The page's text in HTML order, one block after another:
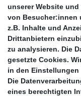
Barrierefreiheit
Anleitungen
Vertrag widerrufen
PARTNER
DHL
unserer Website
von Besucher:innen
z.B. Inhalte und
Drittanbietern
zu analysieren. Die
gesetzte Cookies.
in den Einstellungen
Die
eines berechtigten